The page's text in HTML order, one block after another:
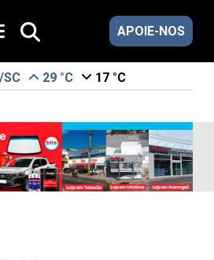
APOIE-NOS
29 °C 17 °C